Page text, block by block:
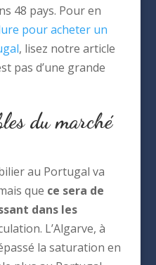
48 pays. Pour en
pour acheter un
, lisez notre article
pas d’une grande
du marché
au Portugal va
que ce sera de
dans les
L’Algarve, à
la saturation en